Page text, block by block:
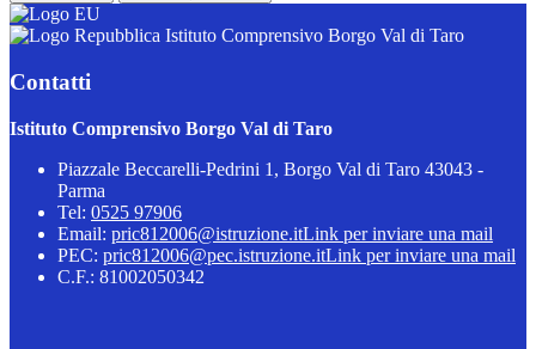
Istituto Comprensivo Borgo Val di Taro
Contatti
Istituto Comprensivo Borgo Val di Taro
Piazzale Beccarelli-Pedrini 1, Borgo Val di Taro 43043 -
Parma
Tel: 0525 97906
Email: pric812006@istruzione.itLink per inviare una mail
PEC: pric812006@pec.istruzione.itLink per inviare una mail
C.F.: 81002050342